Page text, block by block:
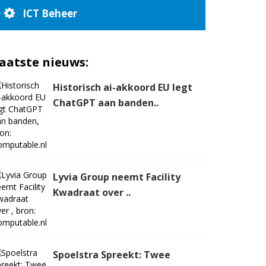
ICT Beheer
nieuws:
Historisch ai-akkoord EU legt
ChatGPT aan banden..
Lyvia Group neemt Facility
Kwadraat over ..
Spoelstra Spreekt: Twee